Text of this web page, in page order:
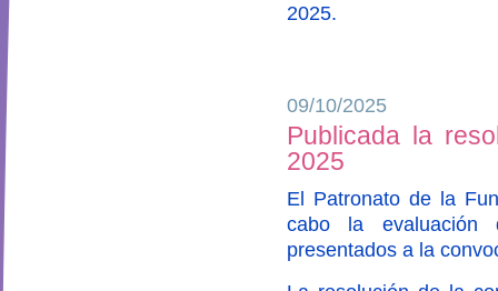
2025.
09/10/2025
Publicada la
2025
El Patronato de la
cabo la evaluación
presentados a la